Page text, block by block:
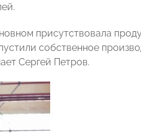
присутствовала
собственное
Сергей Петров.